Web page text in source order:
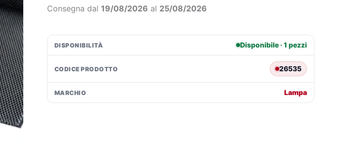
-
120x800
quantità
Consegna dal 19/08/2026 al 25/08/2026
DISPONIBILITÀ Disponibile · 1 pezzi
CODICE PRODOTTO 26535
MARCHIO Lampa